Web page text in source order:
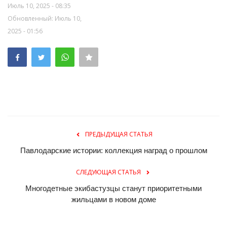
Июль 10, 2025 - 08:35
Обновленный: Июль 10,
2025 - 01:56
ПРЕДЫДУЩАЯ СТАТЬЯ
Павлодарские истории: коллекция наград о прошлом
СЛЕДУЮЩАЯ СТАТЬЯ
Многодетные экибастузцы станут приоритетными
жильцами в новом доме